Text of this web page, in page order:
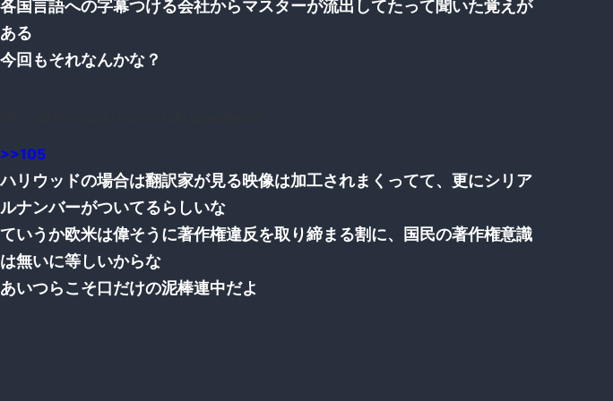
各国言語への字幕つける会社からマスターが流出してたって聞いた覚えが
ある
今回もそれなんかな？
>>105
ハリウッドの場合は翻訳家が見る映像は加工されまくってて、更にシリア
ルナンバーがついてるらしいな
ていうか欧米は偉そうに著作権違反を取り締まる割に、国民の著作権意識
は無いに等しいからな
あいつらこそ口だけの泥棒連中だよ